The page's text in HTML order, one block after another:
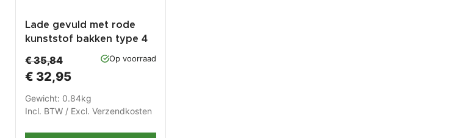
Lade gevuld met rode
kunststof bakken type 4
€ 35,84
€ 32,95
Op voorraad
Gewicht: 0.84kg
Incl. BTW / Excl. Verzendkosten